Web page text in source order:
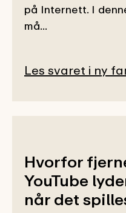
på Internett. I
må...
Les svaret i ny
Hvorfor
YouTube
når det